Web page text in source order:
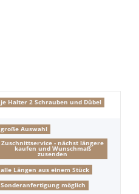
je Halter 2 Schrauben und Dübel
große Auswahl
Zuschnittservice - nächst längere
kaufen und Wunschmaß
zusenden
alle Längen aus einem Stück
Sonderanfertigung möglich